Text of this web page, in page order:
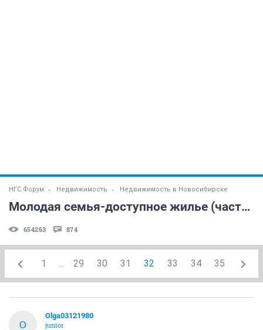
НГС.Форум Недвижимость Недвижимость в Новосибирске
Молодая семья-доступное жилье (часть 4)
654263 874
1 ... 29 30 31 32 33 34 35
O
Olga03121980
junior